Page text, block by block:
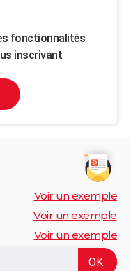
fonctionnalités
inscrivant
Voir un exemple
Voir un exemple
Voir un exemple